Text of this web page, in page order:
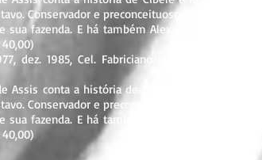
Conservador e preconceituoso pai, ele não quer
fazenda. E há também Alexandre que, em sua
dez. 1985, Cel. Fabriciano/MG; 2. ed. ago. 2004,
conta a história de Cibele e Roberto que se
Conservador e preconceituoso pai, ele não quer
fazenda. E há também Alexandre que, em sua